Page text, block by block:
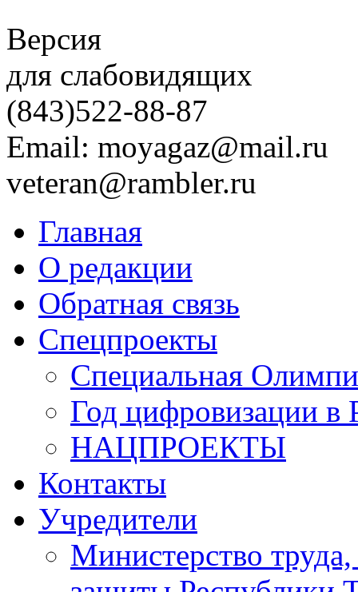
Версия
для слабовидящих
(843)522-88-87
Email: moyagaz@mail.ru
veteran@rambler.ru
Главная
О редакции
Обратная связь
Спецпроекты
Специальная
Год цифровизации в
НАЦПРОЕКТЫ
Контакты
Учредители
Министерство